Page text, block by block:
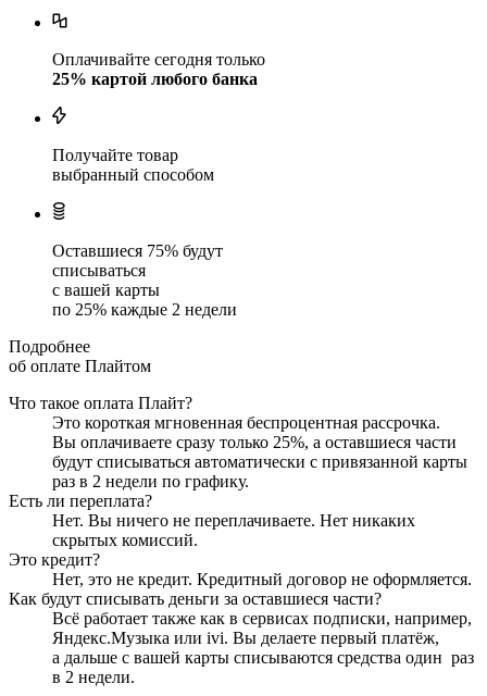
Оплачивайте сегодня только
25% картой любого банка
Получайте товар
выбранный способом
Оставшиеся 75% будут
списываться
с вашей карты
по 25% каждые 2 недели
Подробнее
об оплате Плайтом
Что такое оплата Плайт?
Это короткая мгновенная беспроцентная рассрочка.
Вы оплачиваете сразу только 25%, а оставшиеся части
будут списываться автоматически с привязанной карты
раз в 2 недели по графику.
Есть ли переплата?
Нет. Вы ничего не переплачиваете. Нет никаких
скрытых комиссий.
Это кредит?
Нет, это не кредит. Кредитный договор не оформляется.
Как будут списывать деньги за оставшиеся части?
Всё работает также как в сервисах подписки, например,
Яндекс.Музыка или ivi. Вы делаете первый платёж,
а дальше с вашей карты списываются средства один раз
в 2 недели.